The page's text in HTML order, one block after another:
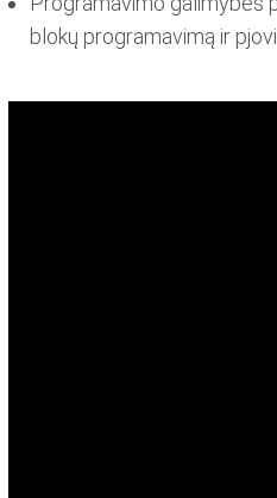
blokų programavimą ir